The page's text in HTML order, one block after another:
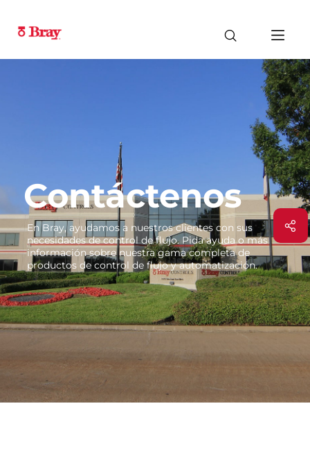
Contáctenos
En Bray, ayudamos a nuestros clientes con sus
necesidades de control de flujo. Pida ayuda o más
información sobre nuestra gama completa de
productos de control de flujo y automatización.